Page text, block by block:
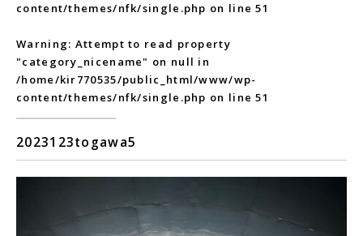
content/themes/nfk/single.php on line51
Warning: Attempt to read property
"category_nicename" on null in
/home/kir770535/public_html/www/wp-
content/themes/nfk/single.php on line51
2023123togawa5